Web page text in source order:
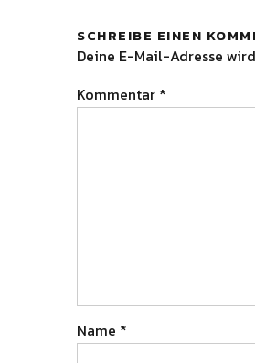
SCHREIBE EINEN
Deine E-Mail-Adresse
Kommentar *
Name *